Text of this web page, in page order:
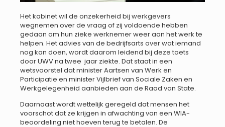
Het kabinet wil de onzekerheid bij werkgevers
wegnemen over de vraag of zij voldoende hebben
gedaan om hun zieke werknemer weer aan het werk te
helpen. Het advies van de bedrijfsarts over wat iemand
nog kan doen, wordt daarom leidend bij deze toets
door UWV na twee jaar ziekte. Dat staat in een
wetsvoorstel dat minister Aartsen van Werk en
Participatie en minister Vijlbrief van Sociale Zaken en
Werkgelegenheid aanbieden aan de Raad van State.
Daarnaast wordt wettelijk geregeld dat mensen het
voorschot dat ze krijgen in afwachting van een WIA-
beoordeling niet hoeven terug te betalen. De